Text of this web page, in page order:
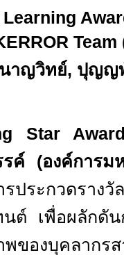
Learning
Team
าญวิทย์, ปุญญ
Star
รค์ (องค์การ
รประกวดราง
นต์ เพื่อผลักดั
พของบุคลากร